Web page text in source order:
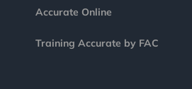
Accurate Online
Training Accurate by FAC